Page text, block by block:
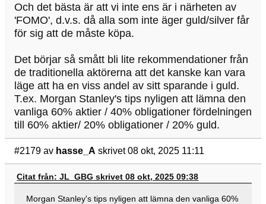
Och det bästa är att vi inte ens är i närheten av
'FOMO', d.v.s. då alla som inte äger guld/silver får
för sig att de måste köpa.
Det börjar så smått bli lite rekommendationer från
de traditionella aktörerna att det kanske kan vara
läge att ha en viss andel av sitt sparande i guld.
T.ex. Morgan Stanley's tips nyligen att lämna den
vanliga 60% aktier / 40% obligationer fördelningen
till 60% aktier/ 20% obligationer / 20% guld.
#2179 av hasse_A skrivet 08 okt, 2025 11:11
Citat från: JL_GBG skrivet 08 okt, 2025 09:38
Morgan Stanley's tips nyligen att lämna den vanliga 60%